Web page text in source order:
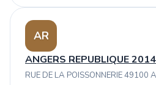
AR
ANGERS REPUBLIQUE 2014
RUE DE LA POISSONNERIE 49100